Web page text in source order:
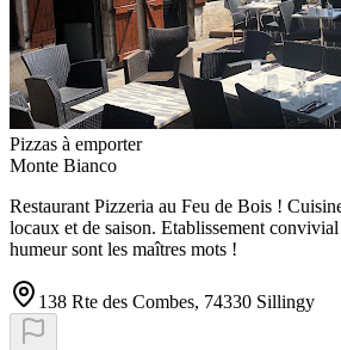
Pizzas à emporter
Monte Bianco
Restaurant Pizzeria au Feu de Bois !
locaux et de saison. Etablissement
humeur sont les maîtres mots !
138 Rte des Combes, 74330 Sillingy